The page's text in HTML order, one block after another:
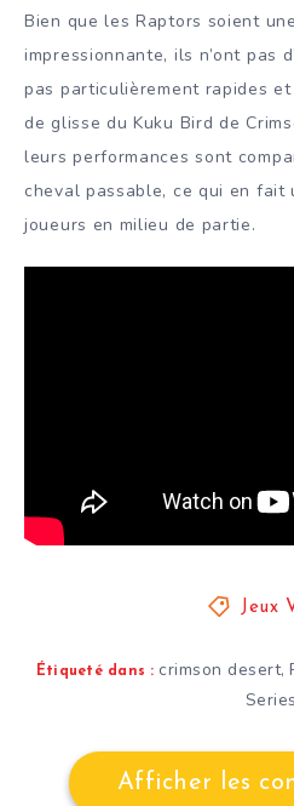
Bien que les Raptors soient
impressionnante, ils n’ont pas
pas particulièrement rapides
de glisse du Kuku Bird de
leurs performances sont
cheval passable, ce qui en fait
joueurs en milieu de partie.
Jeux
Étiqueté dans : crimson desert,
Series
Afficher les